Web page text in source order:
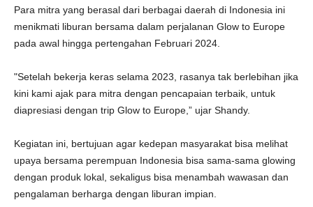
Para mitra yang berasal dari berbagai daerah di Indonesia ini
menikmati liburan bersama dalam perjalanan Glow to Europe
pada awal hingga pertengahan Februari 2024.
"Setelah bekerja keras selama 2023, rasanya tak berlebihan jika
kini kami ajak para mitra dengan pencapaian terbaik, untuk
diapresiasi dengan trip Glow to Europe,” ujar Shandy.
Kegiatan ini, bertujuan agar kedepan masyarakat bisa melihat
upaya bersama perempuan Indonesia bisa sama-sama glowing
dengan produk lokal, sekaligus bisa menambah wawasan dan
pengalaman berharga dengan liburan impian.